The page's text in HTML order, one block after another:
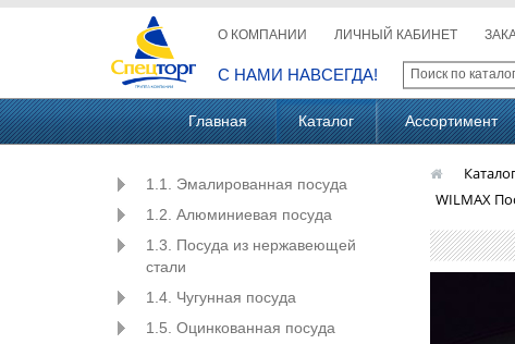
О КОМПАНИИ ЛИЧНЫЙ КАБИНЕТ
С НАМИ НАВСЕГДА!
Главная Каталог Ассортимент
1.1. Эмалированная посуда
1.2. Алюминиевая посуда
1.3. Посуда из нержавеющей
стали
1.4. Чугунная посуда
1.5. Оцинкованная посуда
WILMAX